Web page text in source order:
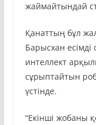
жаймайтындай
Қанаттың бұл
Барысхан
интеллект
сұрыптайтын
үстінде.
“Екінші жобаны